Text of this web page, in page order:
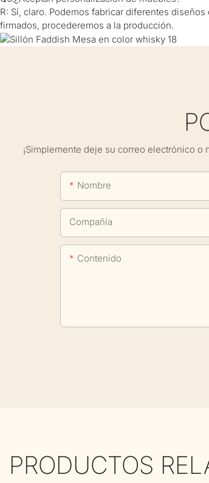
R: Sí, claro. Podemos fabricar diferentes
firmados, procederemos a la producción.
¡Simplemente deje su correo electrónico
Nombre
Compañía
Contenido
PRODUCTOS